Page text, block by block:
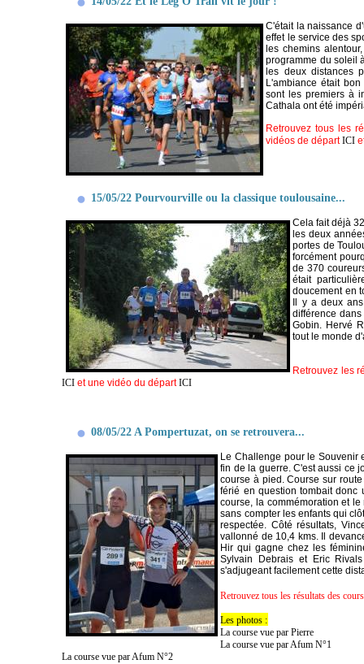
C'était la naissance
effet le service des
les chemins
programme du soleil
les deux distances
L'ambiance était
sont les premiers à
Cathala ont été
Retrouvez tous les
vidéos de départICI
15/05/22 Pourvourville ou la classique toulousaine...
Cela fait déjà
les deux
portes de
forcément
de 370
était
doucement en
Il y a deux
différence
Gobin. Hervé
tout le monde
Retrouvez les
ICI et une vidéo du départICI
08/05/22 A Pompertuzat, on se retrouvera...
Le Challenge pour le Souvenir
fin de la guerre. C'est aussi ce
course à pied. Course sur
férié en question tombait donc
course, la commémoration et
sans compter les enfants qui
respectée. Côté résultats,
vallonné de 10,4 kms. Il
Hir qui gagne chez les
Sylvain Debrais et Eric
s'adjugeant facilement cette
Retrouvez tous les résultats des
Les photos :
La course vue par Pierre
La course vue par Afum N°1
La course vue par Afum N°2